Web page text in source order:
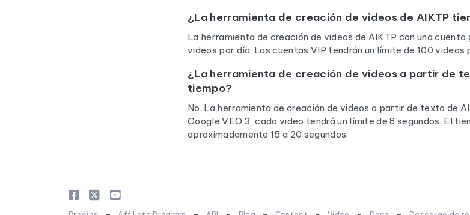
¿La herramienta de creación de videos de AIKTP
La herramienta de creación de videos de AIKTP con una
videos por día. Las cuentas VIP tendrán un límite de 100 videos
¿La herramienta de creación de videos a partir de
tiempo?
No. La herramienta de creación de videos a partir de texto de
Google VEO 3, cada video tendrá un límite de 8 segundos. El
aproximadamente 15 a 20 segundos.